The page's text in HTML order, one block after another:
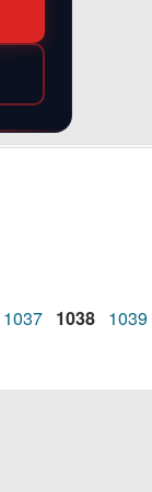
1037 1038 1039